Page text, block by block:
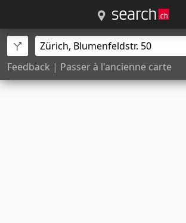
Feedback | Passer à l'ancienne carte